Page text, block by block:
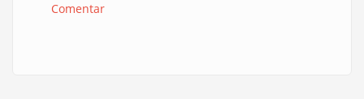
Comentar